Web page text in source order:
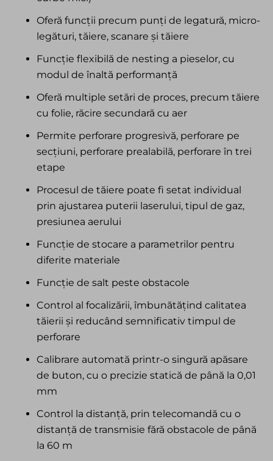
Oferă funcții precum punți de legatură, micro-
legături, tăiere, scanare și tăiere
Funcție flexibilă de nesting a pieselor, cu
modul de înaltă performanță
Oferă multiple setări de proces, precum tăiere
cu folie, răcire secundară cu aer
Permite perforare progresivă, perforare pe
secțiuni, perforare prealabilă, perforare în trei
etape
Procesul de tăiere poate fi setat individual
prin ajustarea puterii laserului, tipul de gaz,
presiunea aerului
Funcție de stocare a parametrilor pentru
diferite materiale
Funcție de salt peste obstacole
Control al focalizării, îmbunătățind calitatea
tăierii și reducând semnificativ timpul de
perforare
Calibrare automată printr-o singură apăsare
de buton, cu o precizie statică de până la 0,01
mm
Control la distanță, prin telecomandă cu o
distanță de transmisie fără obstacole de până
la 60 m